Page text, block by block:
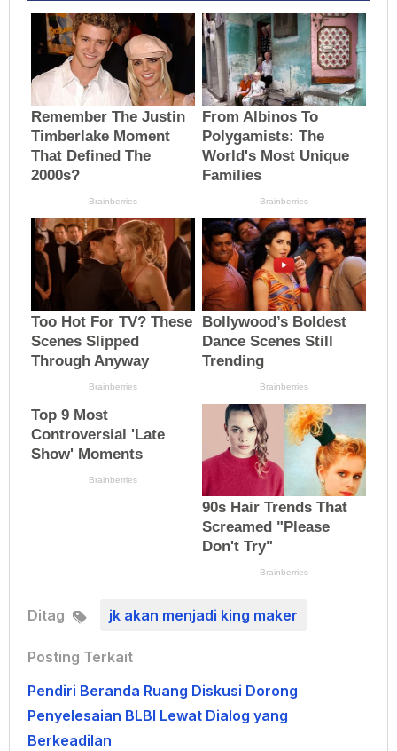
Ditag jk akan menjadi king maker
Posting Terkait
Pendiri Beranda Ruang Diskusi Dorong
Penyelesaian BLBI Lewat Dialog yang
Berkeadilan